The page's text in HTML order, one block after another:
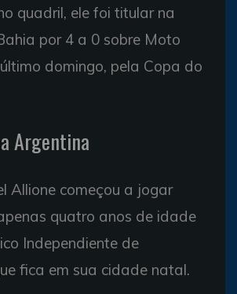
quadril, ele foi titular na
por 4 a 0 sobre Moto
domingo, pela Copa do
Argentina
Allione começou a jogar
quatro anos de idade
Independiente de
fica em sua cidade natal.